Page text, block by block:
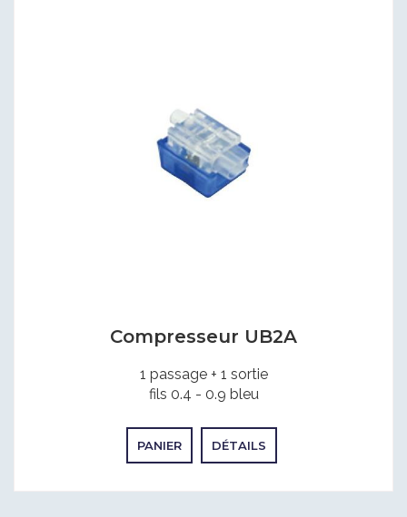
Compresseur UB2A
1 passage + 1 sortie
fils 0.4 - 0.9 bleu
PANIER DÉTAILS